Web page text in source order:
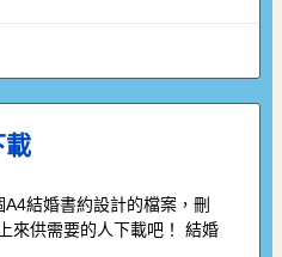
載
結婚書約設計的檔案，刪
來供需要的人下載吧！ 結婚